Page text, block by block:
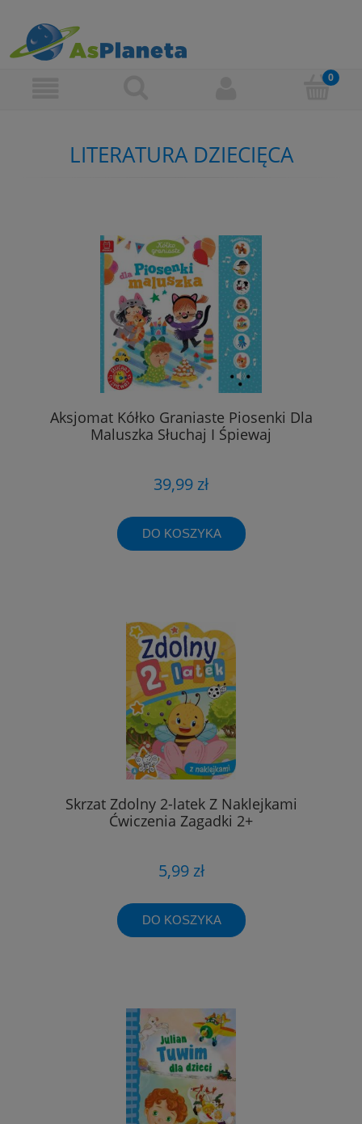
LITERATURA DZIECIĘCA
Aksjomat Kółko Graniaste Piosenki Dla
Maluszka Słuchaj I Śpiewaj
39,99 zł
DO KOSZYKA
Skrzat Zdolny 2-latek Z Naklejkami
Ćwiczenia Zagadki 2+
5,99 zł
DO KOSZYKA